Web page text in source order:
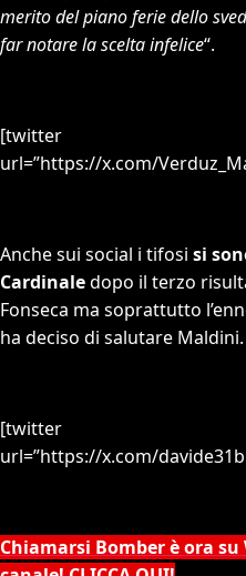
merito del piano ferie dello
far notare la scelta infelice“.
[twitter
url=”https://x.com/
Anche sui social i tifosi si
Cardinaledopo il terzo
Fonseca ma soprattutto
ha deciso di salutare Maldini.
[twitter
url=”https://x.com/
Chiamarsi Bomber è ora